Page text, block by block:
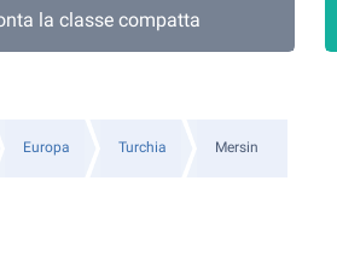
la classe compatta
Europa Turchia Mersin